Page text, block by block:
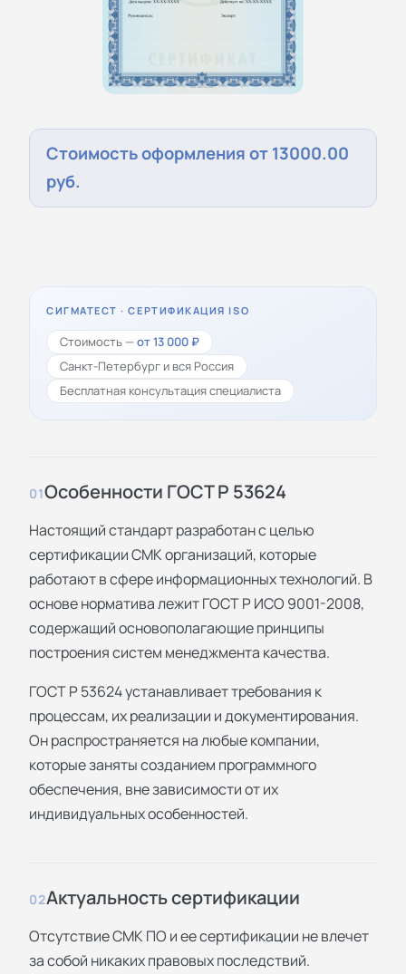
Стоимость оформления от 13000.00
руб.
СИГМАТЕСТ · СЕРТИФИКАЦИЯ ISO
Стоимость —от 13 000 ₽
Санкт-Петербург и вся Россия
Бесплатная консультация специалиста
01Особенности ГОСТ Р 53624
Настоящий стандарт разработан с целью
сертификации СМК организаций, которые
работают в сфере информационных технологий. В
основе норматива лежит ГОСТ Р ИСО 9001-2008,
содержащий основополагающие принципы
построения систем менеджмента качества.
ГОСТ Р 53624 устанавливает требования к
процессам, их реализации и документирования.
Он распространяется на любые компании,
которые заняты созданием программного
обеспечения, вне зависимости от их
индивидуальных особенностей.
02Актуальность сертификации
Отсутствие СМК ПО и ее сертификации не влечет
за собой никаких правовых последствий.